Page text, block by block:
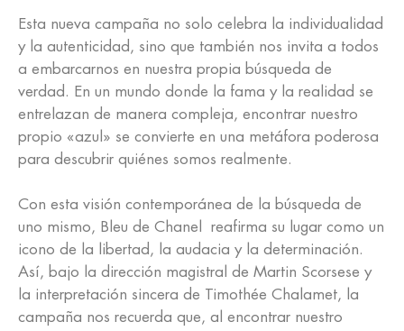
Esta nueva campaña no solo celebra la individualidad
y la autenticidad, sino que también nos invita a todos
a embarcarnos en nuestra propia búsqueda de
verdad. En un mundo donde la fama y la realidad se
entrelazan de manera compleja, encontrar nuestro
propio «azul» se convierte en una metáfora poderosa
para descubrir quiénes somos realmente.
Con esta visión contemporánea de la búsqueda de
uno mismo, Bleu de Chanel reafirma su lugar como un
icono de la libertad, la audacia y la determinación.
Así, bajo la dirección magistral de Martin Scorsese y
la interpretación sincera de Timothée Chalamet, la
campaña nos recuerda que, al encontrar nuestro